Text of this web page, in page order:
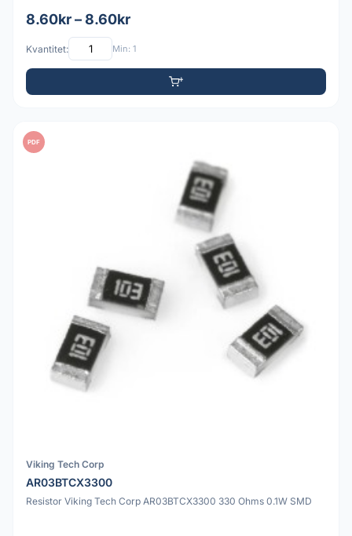
8.60kr – 8.60kr
Kvantitet: Min: 1
PDF
Viking Tech Corp
AR03BTCX3300
Resistor Viking Tech Corp AR03BTCX3300 330 Ohms 0.1W SMD